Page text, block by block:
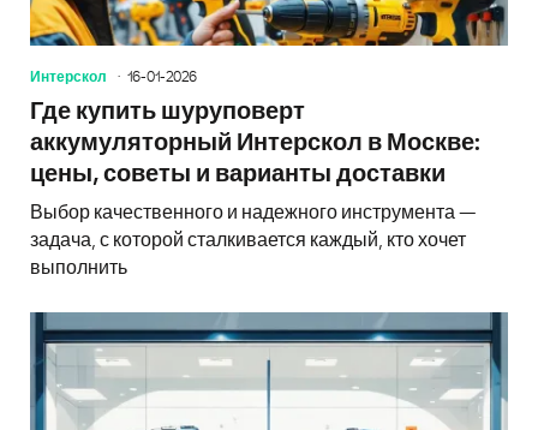
Интерскол 16-01-2026
Где купить шуруповерт
аккумуляторный Интерскол в Москве:
цены, советы и варианты доставки
Выбор качественного и надежного инструмента —
задача, с которой сталкивается каждый, кто хочет
выполнить